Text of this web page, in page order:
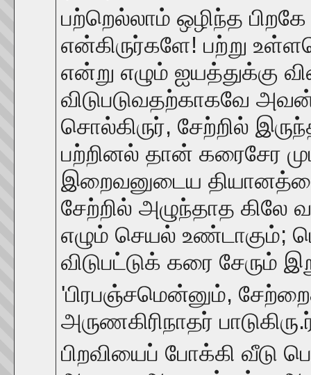
பற்றெல்லாம் ஒழிந்த
என்கிருர்களே! பற்று
என்று எழும் ஐயத்துக்கு
விடுபடுவதற்காகவே
சொல்கிருர், சேற்றில்
பற்றினல் தான் கரைசேர
இறைவனுடைய
சேற்றில் அழுந்தாத கிலே
எழும் செயல் உண்டாகும்;
விடுபட்டுக் கரை சேரும்
'பிரபஞ்சமென்னும்,
அருணகிரிநாதர்
பிறவியைப் போக்கி வீடு